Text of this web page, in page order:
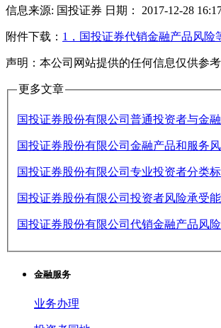
信息来源: 国投证券 日期： 2017-12-28
附件下载： 1，国投证券代销金融产品风险
声明：本公司网站提供的任何信息仅供参
更多文章
国投证券股份有限公司普通投资者与金
国投证券股份有限公司金融产品和服务
国投证券股份有限公司专业投资者分类
国投证券股份有限公司投资者风险承受
国投证券股份有限公司代销金融产品风
金融服务
业务办理